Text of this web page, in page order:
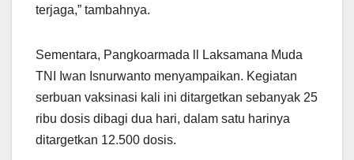
terjaga,” tambahnya.
Sementara, Pangkoarmada ll Laksamana Muda
TNI Iwan Isnurwanto menyampaikan. Kegiatan
serbuan vaksinasi kali ini ditargetkan sebanyak 25
ribu dosis dibagi dua hari, dalam satu harinya
ditargetkan 12.500 dosis.